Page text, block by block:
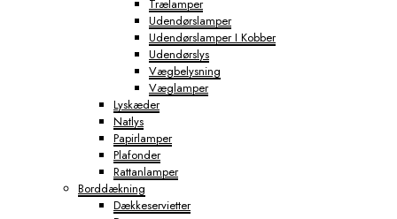
Trælamper
Udendørslamper
Udendørslamper I Kobber
Udendørslys
Vægbelysning
Væglamper
Lyskæder
Natlys
Papirlamper
Plafonder
Rattanlamper
Borddækning
Dækkeservietter